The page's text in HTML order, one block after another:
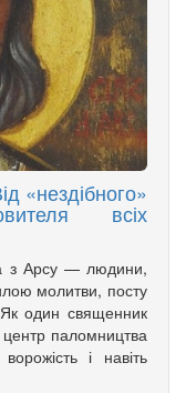
«нездібного»
всіх
з Арсу — людини,
молитви, посту
Як один священник
паломництва
і навіть